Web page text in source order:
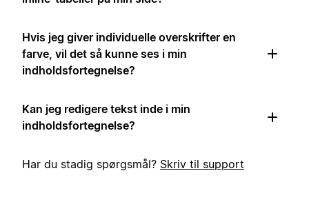
Hvis jeg giver individuelle overskrifter en
farve, vil det så kunne ses i min
indholdsfortegnelse?
Kan jeg redigere tekst inde i min
indholdsfortegnelse?
Har du stadig spørgsmål? Skriv til support